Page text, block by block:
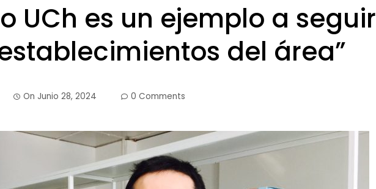
UCh es un ejemplo a seguir
del área”
On Junio 28, 2024 0 Comments